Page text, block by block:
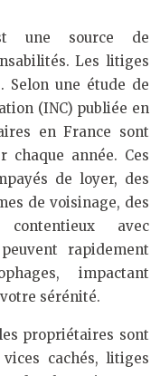
une source de
Les litiges
Selon une étude de
(INC) publiée en
en France sont
année. Ces
de loyer, des
de voisinage, des
avec
rapidement
impactant
sérénité.
propriétaires sont
cachés, litiges